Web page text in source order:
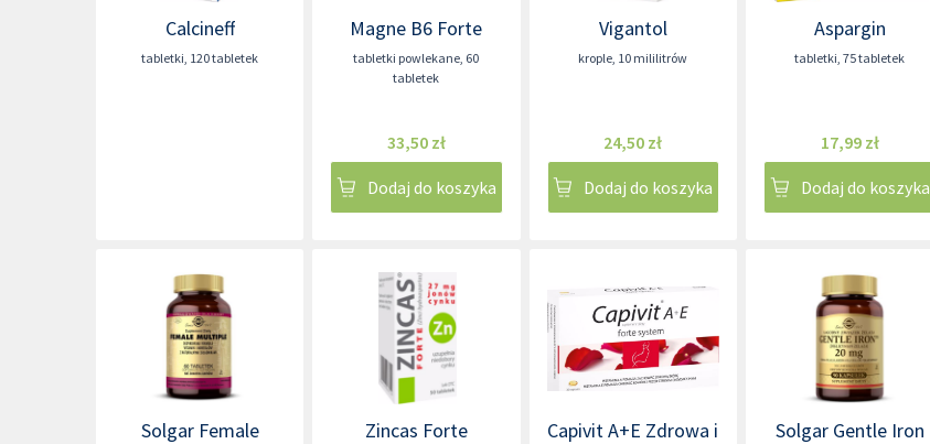
Calcineff
tabletki, 120 tabletek
Magne B6 Forte
tabletki powlekane, 60
tabletek
33,50 zł
Dodaj do koszyka
Vigantol
krople, 10 mililitrów
24,50 zł
Dodaj do koszyka
Aspargin
tabletki,75 tabletek
17,99 zł
Dodaj do koszyka
Solgar Female
Zincas Forte
Capivit A+E Zdrowa i
Solgar Gentle Iron